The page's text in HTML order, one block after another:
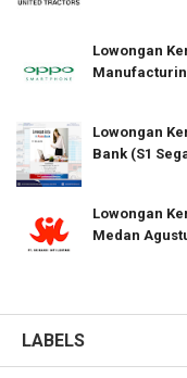
Lowongan
Lowongan
Bank (S1
Lowongan
Medan
LABELS